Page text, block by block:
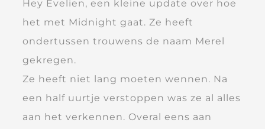
Hey Evelien, een kleine update over hoe
het met Midnight gaat. Ze heeft
ondertussen trouwens de naam Merel
gekregen.
Ze heeft niet lang moeten wennen. Na
een half uurtje verstoppen was ze al alles
aan het verkennen. Overal eens aan